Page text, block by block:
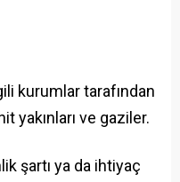
kurumlar tarafından
yakınları ve gaziler.
şartı ya da ihtiyaç